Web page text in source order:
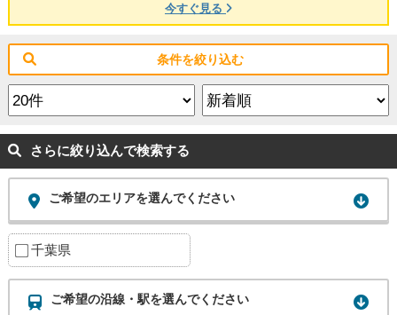
今すぐ見る
条件を絞り込む
さらに絞り込んで検索する
ご希望のエリアを選んでください
千葉県
ご希望の沿線・駅を選んでください